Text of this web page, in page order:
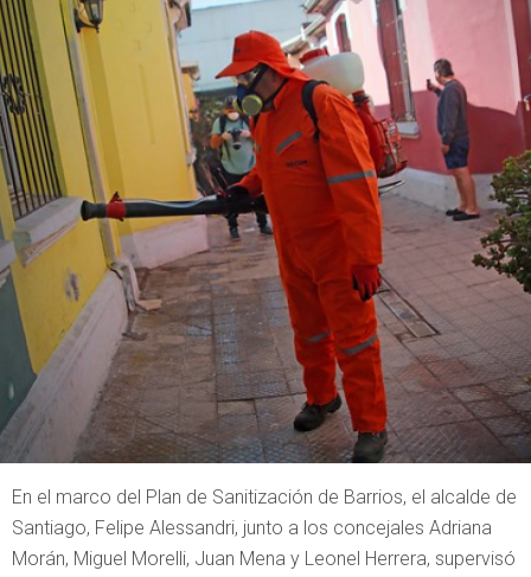
En el marco del Plan de Sanitización de Barrios, el alcalde de
Santiago, Felipe Alessandri, junto a los concejales Adriana
Morán, Miguel Morelli, Juan Mena y Leonel Herrera, supervisó